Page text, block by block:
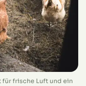
für frische Luft und ein